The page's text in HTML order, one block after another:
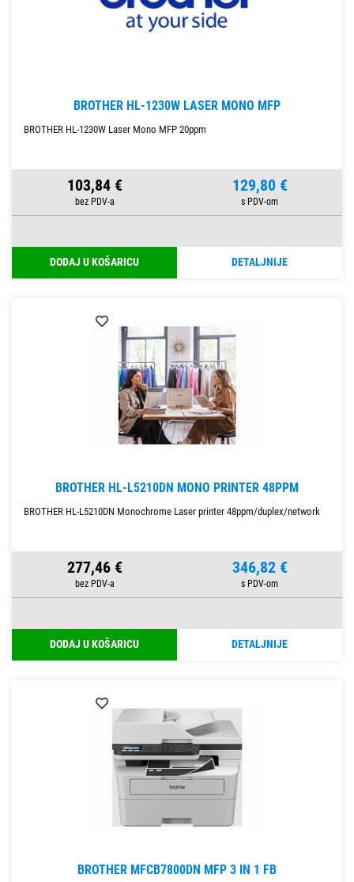
BROTHER HL-1230W LASER MONO MFP
BROTHER HL-1230W Laser Mono MFP 20ppm
103,84 € 129,80 €
DODAJ U KOŠARICU DETALJNIJE
BROTHER HL-L5210DN MONO PRINTER 48PPM
BROTHER HL-L5210DN Monochrome Laser printer 48ppm/duplex/network
277,46 € 346,82 €
DODAJ U KOŠARICU DETALJNIJE
BROTHER MFCB7800DN MFP 3 IN 1 FB